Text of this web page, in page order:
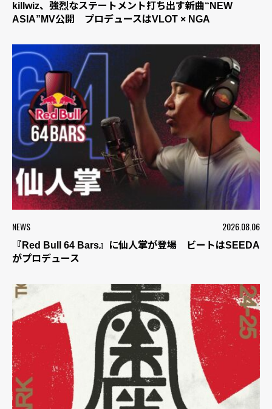
killwiz、強烈なステートメント打ち出す新曲“NEW
ASIA”MV公開 プロデュースはVLOT × NGA
NEWS 2026.08.06
『Red Bull 64 Bars』に仙人掌が登場 ビートはSEEDA
がプロデュース